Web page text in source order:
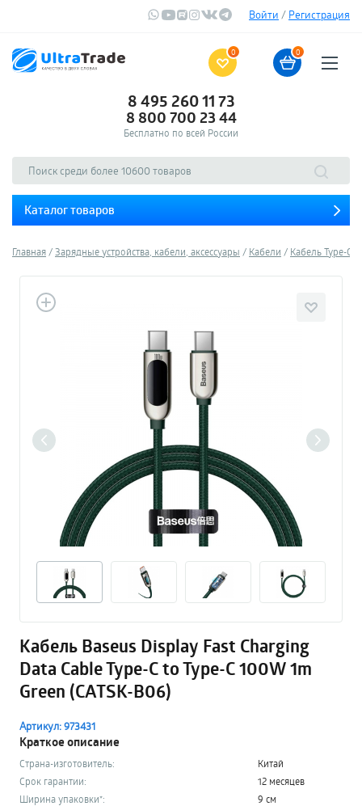
Войти / Регистрация
0 0
8 495 260 11 73
8 800 700 23 44
Бесплатно по всей России
Каталог товаров
Главная Зарядные устройства, кабели, аксессуары Кабели Кабель Type-C -
Кабель Baseus Display Fast Charging
Data Cable Type-C to Type-C 100W 1m
Green (CATSK-B06)
Артикул: 973431
Краткое описание
Страна-изготовитель:
Китай
Срок гарантии:
12 месяцев
Ширина упаковки*:
9 см